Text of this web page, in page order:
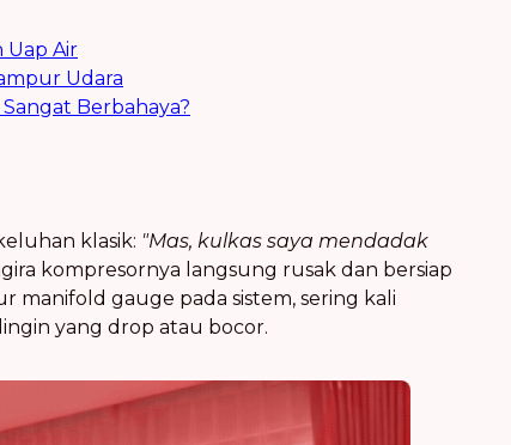
Uap Air
Udara
Berbahaya?
klasik: "Mas, kulkas saya mendadak
kompresornya langsung rusak dan bersiap
manifold gauge pada sistem, sering kali
yang drop atau bocor.